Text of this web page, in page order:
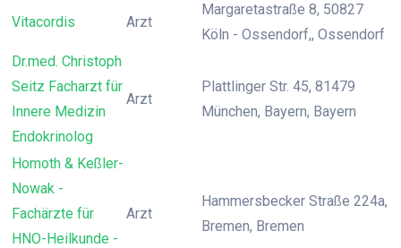
Vitacordis Arzt
Margaretastraße 8, 50827
Köln - Ossendorf,, Ossendorf
Dr.med. Christoph
Seitz Facharzt für
Innere Medizin
Endokrinolog
Arzt
Plattlinger Str. 45, 81479
München, Bayern, Bayern
Homoth & Keßler-
Nowak -
Fachärzte für
HNO-Heilkunde -
Arzt
Hammersbecker Straße 224a,
Bremen, Bremen